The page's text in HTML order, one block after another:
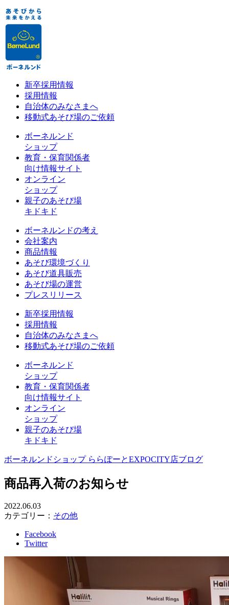
新卒採用情報
採用情報
自治体のみなさまへ
移動式あそび場のご依頼
ボーネルンド
ショップ
教育・保育関係者
向け情報サイト
オンライン
ショップ
親子のあそび場
キドキド
ボーネルンドの考え
会社案内
商品情報
あそび環境づくり
あそび道具販売
あそび場の運営
プレスリリース
新卒採用情報
採用情報
自治体のみなさまへ
移動式あそび場のご依頼
ボーネルンド
ショップ
教育・保育関係者
向け情報サイト
オンライン
ショップ
親子のあそび場
キドキド
ボーネルンドショップ ららぽーとEXPOCITY店ブログ
商品再入荷のお知らせ
2022.06.03
カテゴリー： その他
Facebook
Twitter